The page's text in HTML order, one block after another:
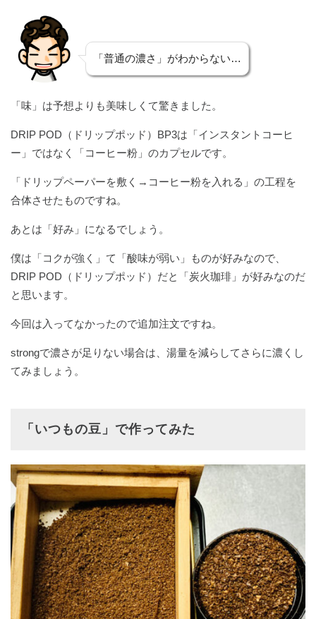
「普通の濃さ」がわからない…
「味」は予想よりも美味しくて驚きました。
DRIP POD（ドリップポッド）BP3は「インスタントコーヒ
ー」ではなく「コーヒー粉」のカプセルです。
「ドリップペーパーを敷く→コーヒー粉を入れる」の工程を
合体させたものですね。
あとは「好み」になるでしょう。
僕は「コクが強く」て「酸味が弱い」ものが好みなので、
DRIP POD（ドリップポッド）だと「炭火珈琲」が好みなのだ
と思います。
今回は入ってなかったので追加注文ですね。
strongで濃さが足りない場合は、湯量を減らしてさらに濃くし
てみましょう。
「いつもの豆」で作ってみた